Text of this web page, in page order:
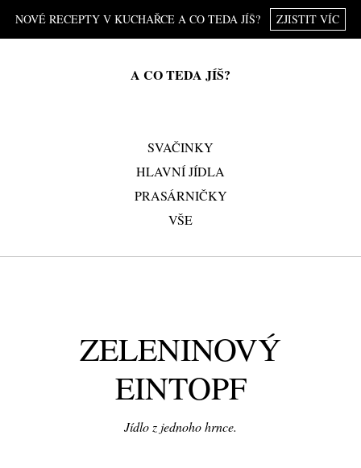
NOVÉ RECEPTY V KUCHAŘCE A CO TEDA JÍŠ? ZJISTIT VÍC
A CO TEDA JÍŠ?
SVAČINKY
HLAVNÍ JÍDLA
PRASÁRNIČKY
VŠE
ZELENINOVÝ
EINTOPF
Jídlo z jednoho hrnce.